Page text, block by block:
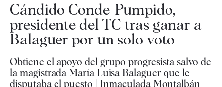
Cándido Conde-Pumpido,
presidente del TC tras ganar a
Balaguer por un solo voto
Obtiene el apoyo del grupo progresista salvo de
la magistrada María Luisa Balaguer que le
disputaba el puesto | Inmaculada Montalbán